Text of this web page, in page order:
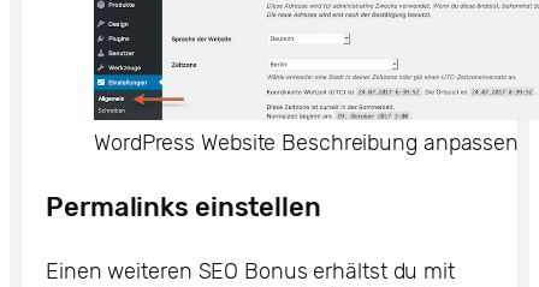
WordPress Website Beschreibung anpassen
Permalinks einstellen
Einen weiteren SEO Bonus erhältst du mit